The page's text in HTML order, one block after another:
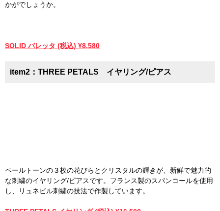
かがでしょうか。
SOLID バレッタ (税込) ¥8,580
item2：THREE PETALS イヤリング/ピアス
ペールトーンの３枚の花びらとクリスタルの輝きが、新鮮で魅力的
な刺繍のイヤリング/ピアスです。フランス製のスパンコールを使用
し、リュネビル刺繍の技法で作製しています。